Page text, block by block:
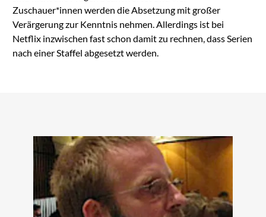
Zuschauer*innen werden die Absetzung mit großer
Verärgerung zur Kenntnis nehmen. Allerdings ist bei
Netflix inzwischen fast schon damit zu rechnen, dass Serien
nach einer Staffel abgesetzt werden.